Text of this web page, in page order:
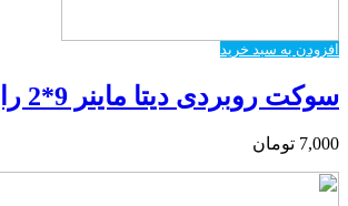
افزودن به سبد خرید
سوکت روبردی دیتا ماینر 9*2 رایت
7,000 تومان